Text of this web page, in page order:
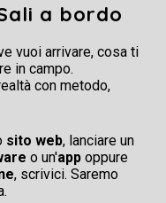
a bordo
vuoi arrivare, cosa ti
in campo.
con metodo,
sito web, lanciare un
o un'app oppure
, scrivici. Saremo